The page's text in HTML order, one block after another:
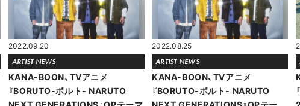
2022.09.20
ARTIST NEWS
KANA-BOON、TVアニメ
『BORUTO-ボルト- NARUTO
2022.08.25
ARTIST NEWS
KANA-BOON、TVアニメ
『BORUTO-ボルト- NARUTO